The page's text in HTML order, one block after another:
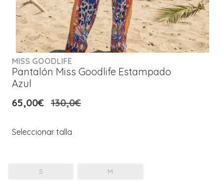
MISS GOODLIFE
Pantalón Miss Goodlife Estampado
Azul
65,00€ 130,0€
Seleccionar talla
S M